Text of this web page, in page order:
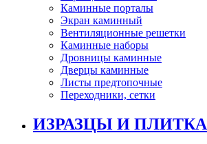
Каминные порталы
Экран каминный
Вентиляционные решетки
Каминные наборы
Дровницы каминные
Дверцы каминные
Листы предтопочные
Переходники, сетки
ИЗРАЗЦЫ И ПЛИТКА